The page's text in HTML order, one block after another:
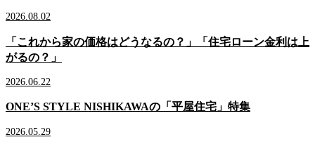
2026.08.02
「これから家の価格はどうなるの？」「住宅ローン金利は上
がるの？」
2026.06.22
ONE’S STYLE NISHIKAWAの「平屋住宅」特集
2026.05.29